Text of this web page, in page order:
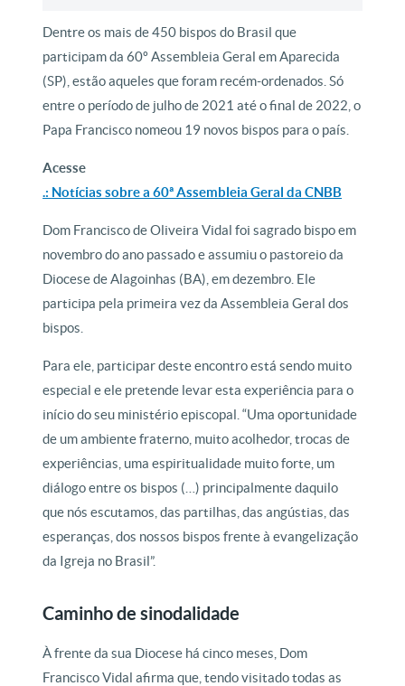
Dentre os mais de 450 bispos do Brasil que
participam da 60º Assembleia Geral em Aparecida
(SP), estão aqueles que foram recém-ordenados. Só
entre o período de julho de 2021 até o final de 2022, o
Papa Francisco nomeou 19 novos bispos para o país.
Acesse
.: Notícias sobre a 60ª Assembleia Geral da CNBB
Dom Francisco de Oliveira Vidal foi sagrado bispo em
novembro do ano passado e assumiu o pastoreio da
Diocese de Alagoinhas (BA), em dezembro. Ele
participa pela primeira vez da Assembleia Geral dos
bispos.
Para ele, participar deste encontro está sendo muito
especial e ele pretende levar esta experiência para o
início do seu ministério episcopal. “Uma oportunidade
de um ambiente fraterno, muito acolhedor, trocas de
experiências, uma espiritualidade muito forte, um
diálogo entre os bispos (…) principalmente daquilo
que nós escutamos, das partilhas, das angústias, das
esperanças, dos nossos bispos frente à evangelização
da Igreja no Brasil”.
Caminho de sinodalidade
À frente da sua Diocese há cinco meses, Dom
Francisco Vidal afirma que, tendo visitado todas as